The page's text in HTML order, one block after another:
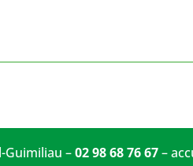
Guimiliau –02 98 68 76 67–